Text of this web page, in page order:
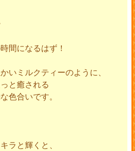
間になるはず！
いミルクティーのように、
と癒される
色合いです。
ラと輝くと、